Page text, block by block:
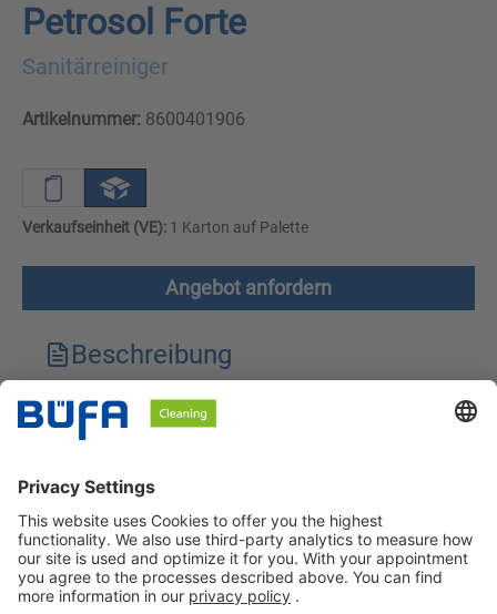
Petrosol Forte
Sanitärreiniger
Artikelnummer: 8600401906
Verkaufseinheit (VE): 1 Karton auf Palette
Angebot anfordern
Beschreibung
Technische Merkmale
Sicherheitshinweise